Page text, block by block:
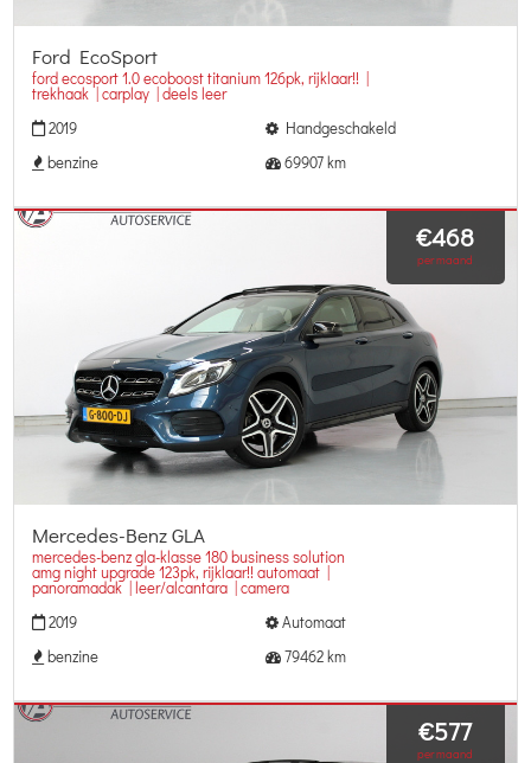
Ford EcoSport
ford ecosport 1.0 ecoboost titanium 126pk, rijklaar!! |
trekhaak | carplay | deels leer
2019
Handgeschakeld
benzine
69907 km
€468
per maand
Mercedes-Benz GLA
mercedes-benz gla-klasse 180 business solution
amg night upgrade 123pk, rijklaar!! automaat |
panoramadak | leer/alcantara | camera
2019
Automaat
benzine
79462 km
€577
per maand